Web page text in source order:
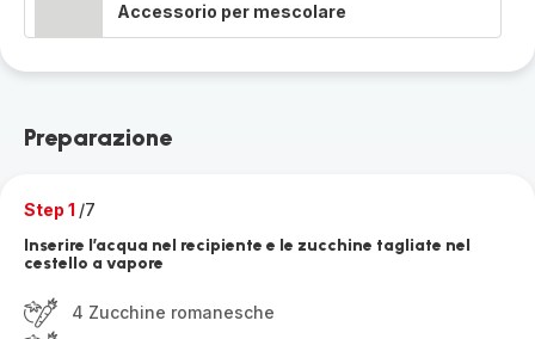
Accessorio per mescolare
Preparazione
Step 1 /7
Inserire l’acqua nel recipiente e le zucchine tagliate nel
cestello a vapore
4 Zucchine romanesche